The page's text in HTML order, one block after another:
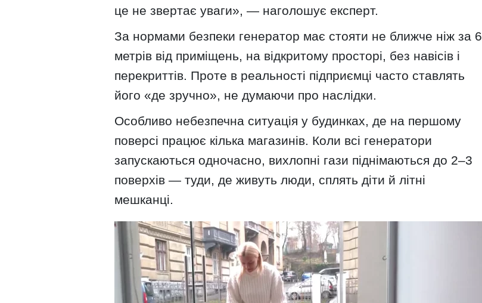
це не звертає уваги», — наголошує експерт.
За нормами безпеки генератор має стояти не ближче ніж за 6
метрів від приміщень, на відкритому просторі, без навісів і
перекриттів. Проте в реальності підприємці часто ставлять
його «де зручно», не думаючи про наслідки.
Особливо небезпечна ситуація у будинках, де на першому
поверсі працює кілька магазинів. Коли всі генератори
запускаються одночасно, вихлопні гази піднімаються до 2–3
поверхів — туди, де живуть люди, сплять діти й літні
мешканці.